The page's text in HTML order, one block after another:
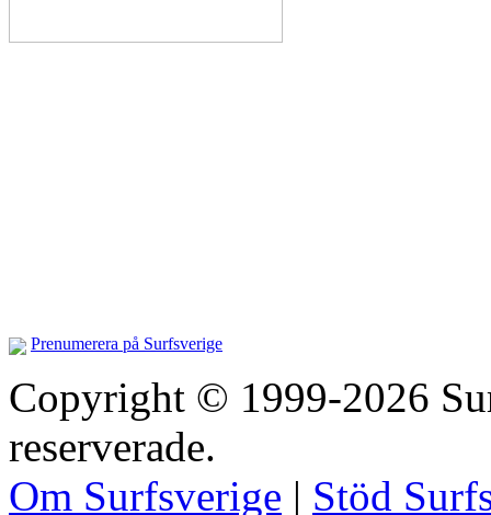
Prenumerera på Surfsverige
Copyright © 1999-2026
reserverade.
Om Surfsverige | Stöd